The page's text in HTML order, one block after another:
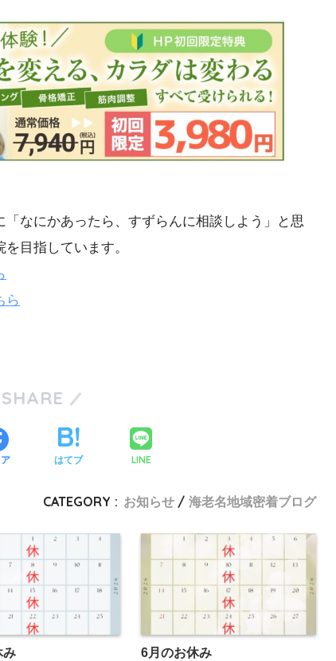
なにかあったら、すずらんに相談しよう」と思
目指しています。
ら
SHARE
はてブ LINE
CATEGORY : お知らせ 海老名地域密着ブログ
み 6月のお休み